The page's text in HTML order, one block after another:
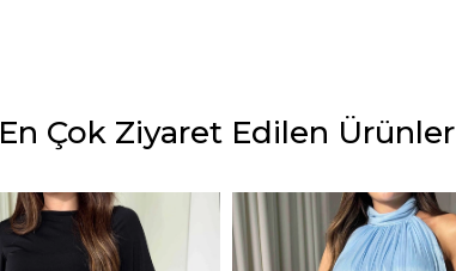
En Çok Ziyaret Edilen Ürünler